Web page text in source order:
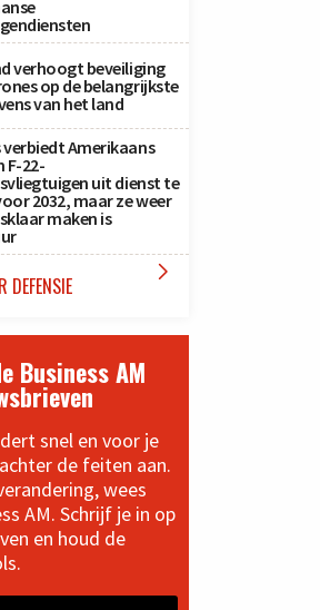
verhoogt beveiliging
op de belangrijkste
van het land
verbiedt Amerikaans
F-22-
uit dienst te
2032, maar ze weer
maken is
DEFENSIE 
Business AM
snel en voor je
de feiten aan.
wees
AM. Schrijf je in op
en houd de